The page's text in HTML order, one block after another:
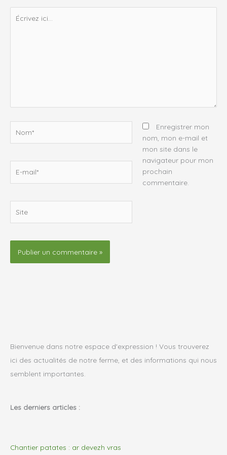
Bienvenue dans notre espace d'expression ! Vous trouverez
ici des actualités de notre ferme, et des informations qui nous
semblent importantes.
Les derniers articles :
Chantier patates : ar devezh vras
ici…
mail*
Enregistrer mon
nom, mon e-mail et
mon site dans le
navigateur pour mon
prochain
commentaire.